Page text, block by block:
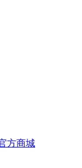
方商城